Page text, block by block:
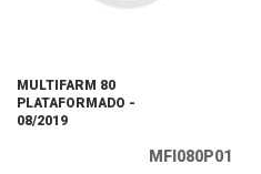
MULTIFARM 80
PLATAFORMADO -
08/2019
MFI080P01